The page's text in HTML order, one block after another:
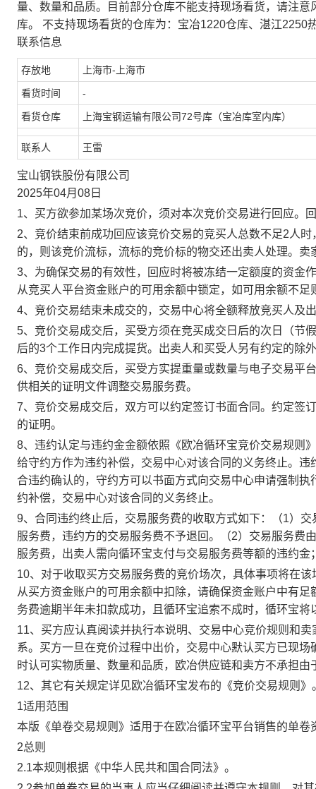
量、数量和品质。目前部分仓库不能支持现场看货，请注
库。 不支持现场看货的仓库为：宝冶1220仓库、湛江2250
联系信息
存放地 上海市-上海市
看货时间 -
看货仓库 上海宝钢运输有限公司72号库（宝冶库室内库）
联系人 王雷
宝山钢铁股份有限公司
2025年04月08日
1、买方欲参加某场次竞价，须对本次竞价交易进行回应。
2、竞价结束前成功回应该竞价交易的竞买人总数不足2人
的，则该竞价流标，流标的竞价标的物交还出卖人处理。
3、为确保交易的有效性，回应时将被冻结一定额度的资金
从竞买人平台资金账户的可用余额中锁定，如可用余额不足
4、竞价交易结束未成交的，交易中心将全额释放竞买人及
5、竞价交易成交后，买受方须在竞买成交日后的次日（节
后的3个工作日内完成提货。出卖人和买受人另有约定的除
6、竞价交易成交后，买受方实提重量或数量与电子交易平
供相关的证明文件调整交易服务费。
7、竞价交易成交后，双方可以约定签订书面合同。约定签
的证明。
8、违约认定与违约金金额依照《欧冶循环宝竞价交易规则
给守约方作为违约补偿，交易中心对该合同的义务终止。
合违约确认的，守约方可以书面方式向交易中心申请强制
约补偿，交易中心对该合同的义务终止。
9、合同违约终止后，交易服务费的收取方式如下：（1）
服务费，违约方的交易服务费不予退回。（2）交易服务费
服务费，出卖人需向循环宝支付与交易服务费等额的违约
10、对于收取买方交易服务费的竞价场次，具体事项将在
从买方资金账户的可用余额中扣除，请确保资金账户中有
务费逾期半年未扣款成功，且循环宝追索不成时，循环宝将
11、买方应认真阅读并执行本说明、交易中心竞价规则和
系。买方一旦在竞价过程中出价，交易中心默认买方已现
时认可实物质量、数量和品质，欧冶供应链和卖方不承担由
12、其它有关规定详见欧冶循环宝发布的《竞价交易规则》
1适用范围
本版《单卷交易规则》适用于在欧冶循环宝平台销售的单卷
2总则
2.1本规则根据《中华人民共和国合同法》。